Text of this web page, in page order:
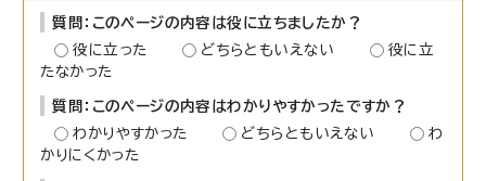
質問：このページの内容は役に立ちましたか？
役に立った
どちらともいえない
役に立
たなかった
質問：このページの内容はわかりやすかったですか？
わかりやすかった
どちらともいえない
わ
かりにくかった